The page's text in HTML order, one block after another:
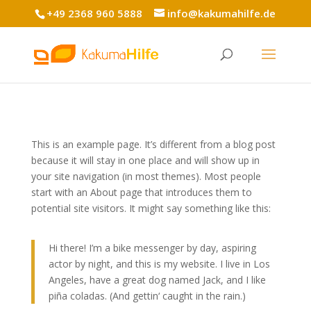
+49 2368 960 5888 info@kakumahilfe.de
This is an example page. It’s different from a blog post
because it will stay in one place and will show up in
your site navigation (in most themes). Most people
start with an About page that introduces them to
potential site visitors. It might say something like this:
Hi there! I’m a bike messenger by day, aspiring
actor by night, and this is my website. I live in Los
Angeles, have a great dog named Jack, and I like
piña coladas. (And gettin‘ caught in the rain.)